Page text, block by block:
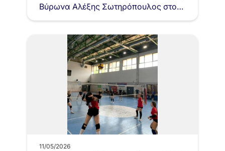
Βύρωνα Αλέξης Σωτηρόπουλος στο
κανάλι της Βουλής, στην εκπομπή
Κέλλυ Κοντογεώργη,
παρουσιάζοντας…
11/05/2026